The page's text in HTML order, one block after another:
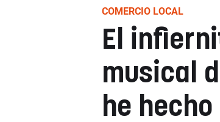
COMERCIO LOCAL
El
musical
he